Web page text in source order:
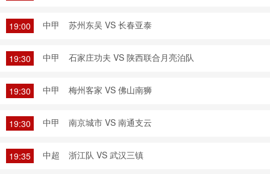
19:00 中甲 苏州东吴 VS 长春亚泰
19:30 中甲 石家庄功夫 VS 陕西联合月亮泊队
19:30 中甲 梅州客家 VS 佛山南狮
19:30 中甲 南京城市 VS 南通支云
19:35 中超 浙江队 VS 武汉三镇